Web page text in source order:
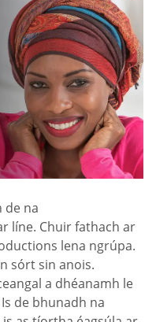
de na
líne. Chuir fathach ar
lena ngrúpa.
sórt sin anois.
a dhéanamh le
de bhunadh na